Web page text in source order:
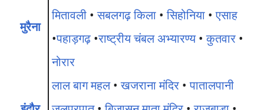
मुरैना
मितावली •सबलगढ़ किला •सिहोनिया •एसाह
•पहाड़गढ़ •राष्ट्रीय चंबल अभ्यारण्य•कुतवार •
नोरार
लाल बाग महल•खजराना मंदिर •पातालपानी